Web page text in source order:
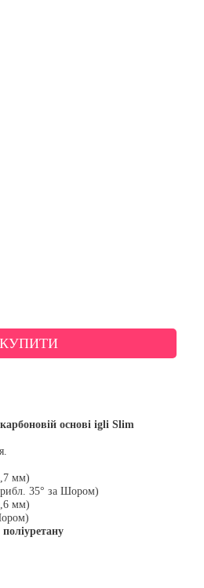
КУПИТИ
основі igli Slim
мм)
35° за Шором)
мм)